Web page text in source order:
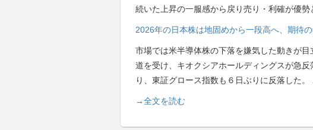
続いた上昇の一服感から戻り売り・利確が優勢
2026年の日本株は地固めから一段高へ、期待
市場では米半導体株の下落を嫌気した動きが
道を受け、キオクシアホールディングスが急
り、東証グロース指数も６日ぶりに反落した。
→全文を読む